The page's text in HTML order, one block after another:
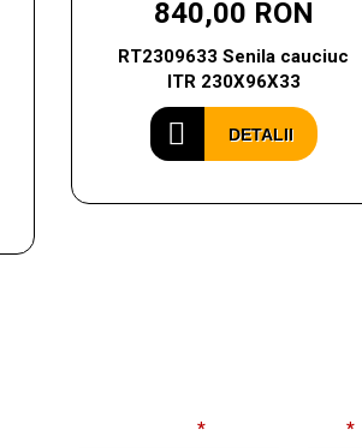
840,00 RON
RT2309633 Senila cauciuc
ITR 230X96X33
DETALII
* *